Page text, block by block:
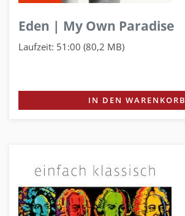
Eden | My Own Paradise
Laufzeit: 51:00 (80,2 MB)
IN DEN WARENKORB